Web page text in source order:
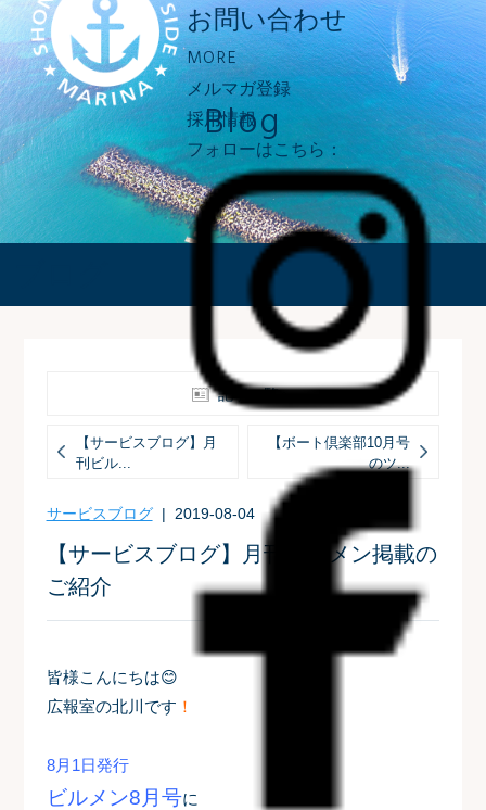
お問い合わせ
MORE
メルマガ登録
採用情報
フォローはこちら：
Blog
記事一覧へ
【サービスブログ】月
刊ビル...
【ボート倶楽部10月号
のツ...
サービスブログ| 2019-08-04
【サービスブログ】月刊ビルメン掲載の
ご紹介
皆様こんにちは😊
広報室の北川です ！
8月1日発行
ビルメン8月号に